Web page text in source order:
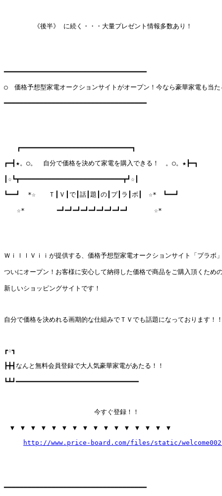
《後半》 に続く・・・大量プレゼント情報多数あり！
━━━━━━━━━━━━━━━━━━━━━━━━━━━━━━━━━━━━
○　価格予想型家電オークションサイトがオープン！今なら豪華家電も当た
━━━━━━━━━━━━━━━━━━━━━━━━━━━━━━━━━━━━
┏━━━━━━━━━━━━━━━━━━━━━━━━━━━━┓
┏━┫★。○。　自分で価格を決めて家電を購入できる！　。○。★┣━┓
┃☆┗┳━━━━━━━━━━━━━━━━━━━━━━━━━━┳┛☆┃
┗━━┛  *☆　　Ｔ┃Ｖ┃で┃話┃題┃の┃プ┃ラ┃ボ┃　☆*　┗━━┛
☆*　　　　　━┛━┛━┛━┛━┛━┛━┛━┛━┛　　　　☆*
ＷｉｌｌＶｉｉが提供する、価格予想型家電オークションサイト「プラボ
ついにオープン！お客様に安心して納得した価格で商品をご購入頂くため
新しいショッピングサイトです！
自分で価格を決めれる画期的な仕組みでＴＶでも話題になっております！
┏☆┓
┣╋┫なんと無料会員登録で大人気豪華家電があたる！！
┗┻┛━━━━━━━━━━━━━━━━━━━━━━━━━━━━━━━
今すぐ登録！！
▼　▼　▼　▼　▼　▼　▼　▼　▼　▼　▼　▼　▼　▼　▼　▼
http://www.price-board.com/files/static/
━━━━━━━━━━━━━━━━━━━━━━━━━━━━━━━━━━━━